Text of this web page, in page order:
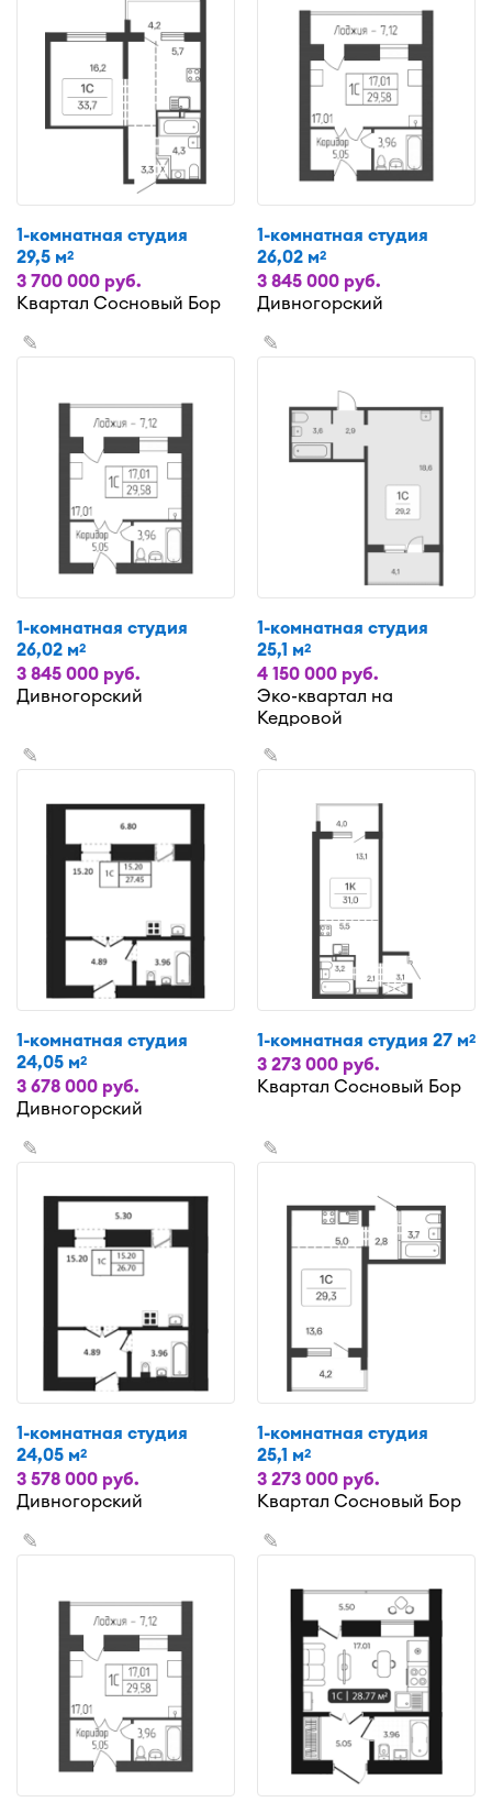
1-комнатная студия
29,5 м2
3 700 000 руб.
Квартал Сосновый Бор
1-комнатная студия
26,02 м2
3 845 000 руб.
Дивногорский
✎
1-комнатная студия
26,02 м2
3 845 000 руб.
Дивногорский
✎
1-комнатная студия
25,1 м2
4 150 000 руб.
Эко-квартал на
Кедровой
✎
1-комнатная студия
24,05 м2
3 678 000 руб.
Дивногорский
✎
1-комнатная студия 27 м2
3 273 000 руб.
Квартал Сосновый Бор
✎
1-комнатная студия
24,05 м2
3 578 000 руб.
Дивногорский
✎
1-комнатная студия
25,1 м2
3 273 000 руб.
Квартал Сосновый Бор
✎ ✎